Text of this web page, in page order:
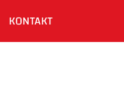
KONTAKT